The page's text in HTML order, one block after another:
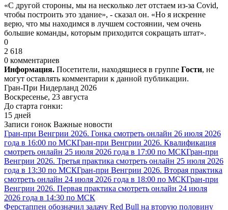
«С другой стороны, мы на несколько лет отстаем из-за Covid,
чтобы построить это здание», - сказал он. «Но я искренне
верю, что мы находимся в лучшем состоянии, чем очень
большие команды, которым приходится сокращать штат».
0
2 618
0 комментариев
Информация. Посетители, находящиеся в группе Гости, не
могут оставлять комментарии к данной публикации.
Гран-При Нидерланд 2026
Воскресенье, 23 августа
До старта гонки:
15 дней
Записи гонок Важные новости
Гран-при Венгрии 2026. Гонка смотреть онлайн 26 июля 2026
года в 16:00 по МСКГран-при Венгрии 2026. Квалификация
смотреть онлайн 25 июля 2026 года в 17:00 по МСКГран-при
Венгрии 2026. Третья практика смотреть онлайн 25 июля 2026
года в 13:30 по МСКГран-при Венгрии 2026. Вторая практика
смотреть онлайн 24 июля 2026 года в 18:00 по МСКГран-при
Венгрии 2026. Первая практика смотреть онлайн 24 июля
2026 года в 14:30 по МСК
Ферстаппен обозначил задачу Red Bull на вторую половину